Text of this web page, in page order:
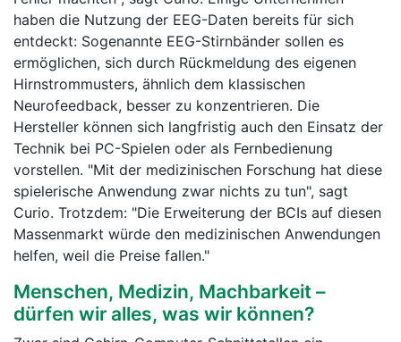
haben die Nutzung der EEG-Daten bereits für sich
entdeckt: Sogenannte EEG-Stirnbänder sollen es
ermöglichen, sich durch Rückmeldung des eigenen
Hirnstrommusters, ähnlich dem klassischen
Neurofeedback, besser zu konzentrieren. Die
Hersteller können sich langfristig auch den Einsatz der
Technik bei PC-Spielen oder als Fernbedienung
vorstellen. "Mit der medizinischen Forschung hat diese
spielerische Anwendung zwar nichts zu tun", sagt
Curio. Trotzdem: "Die Erweiterung der BCIs auf diesen
Massenmarkt würde den medizinischen Anwendungen
helfen, weil die Preise fallen."
Menschen, Medizin, Machbarkeit –
dürfen wir alles, was wir können?